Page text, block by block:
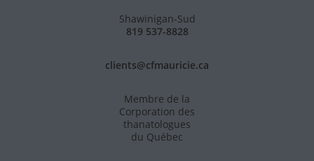
Shawinigan-Sud
819 537-8828
clients@cfmauricie.ca
Membre de la
Corporation des
thanatologues
du Québec